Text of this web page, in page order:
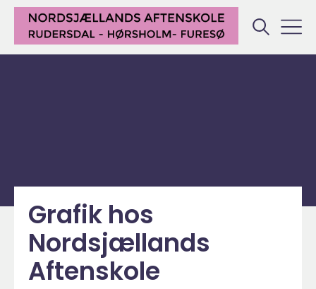
Grafik hos
Nordsjællands
Aftenskole